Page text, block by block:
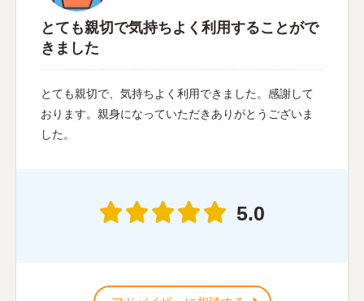
とても親切で気持ちよく利用することがで
きました
とても親切で、気持ちよく利用できました。感謝して
おります。親身になっていただきありがとうございま
した。
5.0